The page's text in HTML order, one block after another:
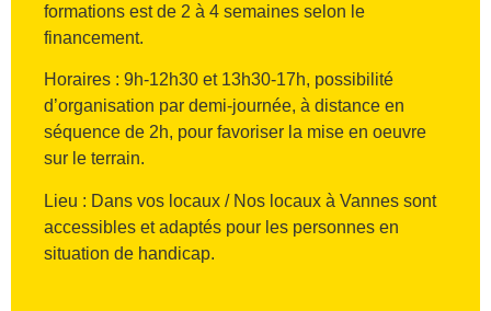
formations est de 2 à 4 semaines selon le
financement.
Horaires : 9h-12h30 et 13h30-17h, possibilité
d’organisation par demi-journée, à distance en
séquence de 2h, pour favoriser la mise en oeuvre
sur le terrain.
Lieu : Dans vos locaux / Nos locaux à Vannes sont
accessibles et adaptés pour les personnes en
situation de handicap.